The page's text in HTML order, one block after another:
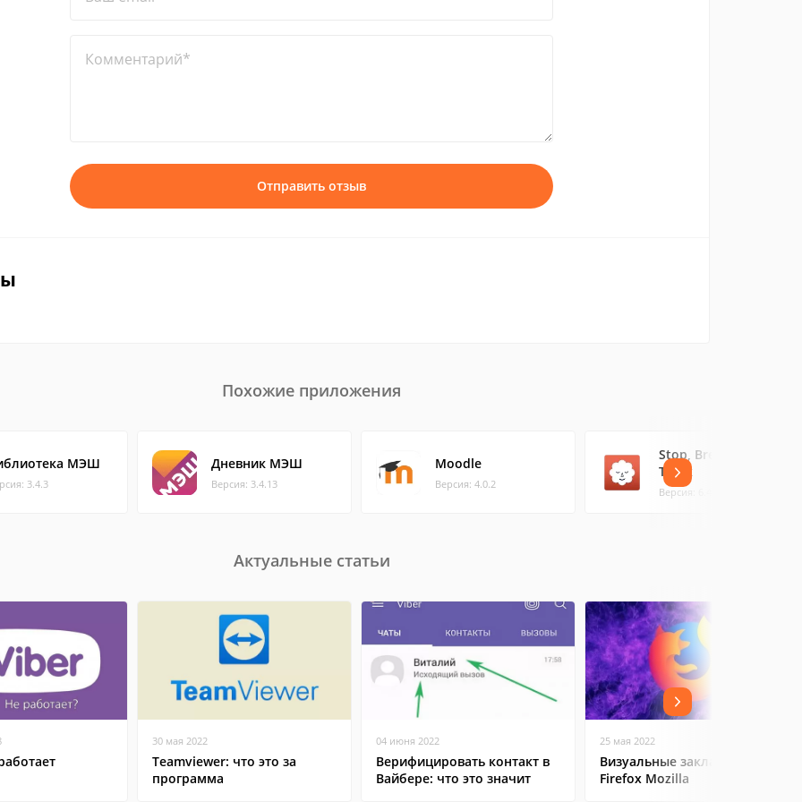
Комментарий*
Отправить отзыв
Похожие приложения
МЭШ
3.4.3
Дневник МЭШ
Версия: 3.4.13
Moodle
Версия: 4.0.2
Stop, Breathe &
Think
Версия: 6.4
Актуальные статьи
30 мая 2022
Teamviewer: что это за
программа
04 июня 2022
Верифицировать контакт в
Вайбере: что это значит
25 мая 2022
Визуальные закладки в
Firefox Mozilla